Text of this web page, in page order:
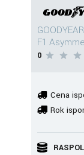
F1
0
Cena
Rok